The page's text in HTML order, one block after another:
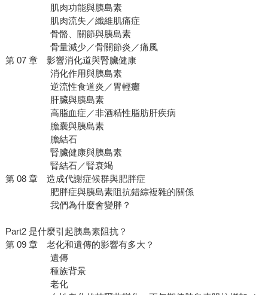
肌肉功能與胰島素
肌肉流失／纖維肌痛症
骨骼、關節與胰島素
骨量減少／骨關節炎／痛風
第 07 章 影響消化道與腎臟健康
消化作用與胰島素
逆流性食道炎／胃輕癱
肝臟與胰島素
高脂血症／非酒精性脂肪肝疾病
膽囊與胰島素
膽結石
腎臟健康與胰島素
腎結石／腎衰竭
第 08 章 造成代謝症候群與肥胖症
肥胖症與胰島素阻抗錯綜複雜的關係
我們為什麼會變胖？
Part2 是什麼引起胰島素阻抗？
第 09 章 老化和遺傳的影響有多大？
遺傳
種族背景
老化